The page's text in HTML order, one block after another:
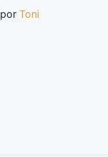
por Toni